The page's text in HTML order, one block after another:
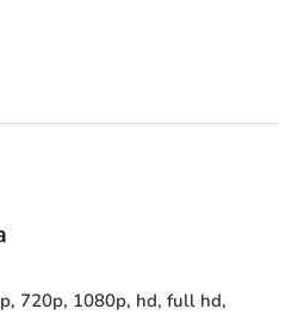
720p, 1080p, hd, full hd,